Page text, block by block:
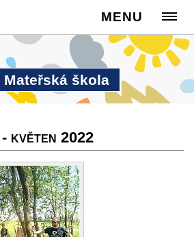
MENU
škola
květen 2022